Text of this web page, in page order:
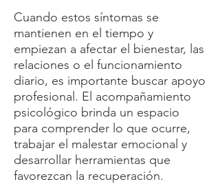
Cuando estos síntomas se
mantienen en el tiempo y
empiezan a afectar el bienestar, las
relaciones o el funcionamiento
diario, es importante buscar apoyo
profesional. El acompañamiento
psicológico brinda un espacio
para comprender lo que ocurre,
trabajar el malestar emocional y
desarrollar herramientas que
favorezcan la recuperación.